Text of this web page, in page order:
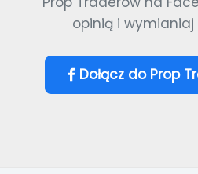
opinią i
Dołącz do Prop